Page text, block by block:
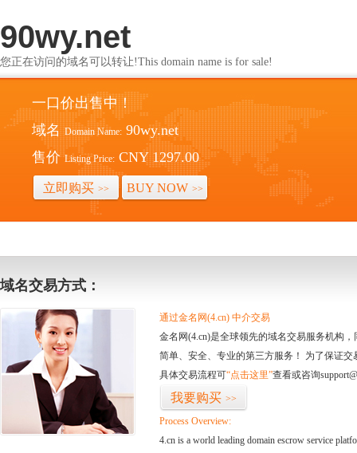
90wy.net
您正在访问的域名可以转让!This domain name is for sale!
一口价出售中！
域名 Domain Name: 90wy.net
售价 Listing Price: CNY 1297.00
立即购买 >> BUY NOW >>
域名交易方式：
通过金名网(4.cn) 中介交易
金名网(4.cn)是全球领先的域名交易服务机构
简单、安全、专业的第三方服务！ 为了保证
具体交易流程可“点击这里”查看或咨询
我要购买 >>
Process Overview:
4.cn is a world leading domain escrow service